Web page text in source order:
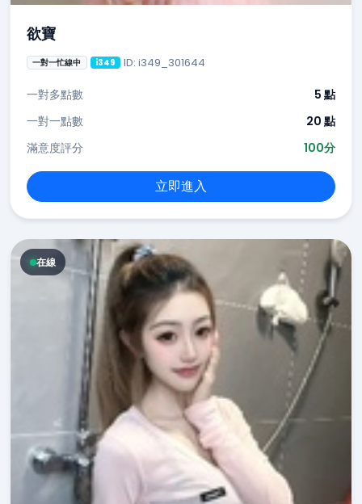
欲寶
一對一忙線中 i349 ID: i349_301644
一對多點數
5 點
一對一點數
20 點
滿意度評分
100分
立即進入
在線